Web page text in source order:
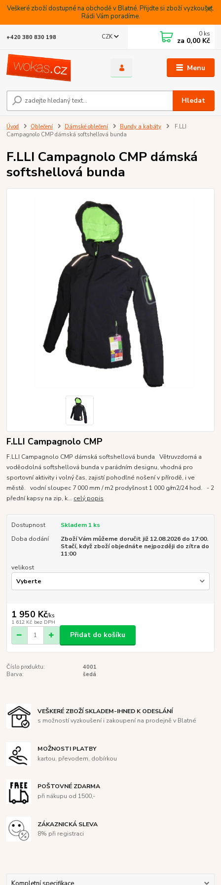
Veškeré zboží dostupné na obchodě v Blatné. Přijdte si zboží vyzkoušet.
Rádi Vám poradíme.
Menu
CZK
Hledat
+420 380 830 198 0 ks
za 0,00 Kč
Úvod Oblečení Dámské oblečení Bundy a kabáty
F.LLI
Campagnolo CMP dámská softshellová bunda
F.LLI Campagnolo CMP dámská
softshellová bunda
F.LLI Campagnolo CMP
F.LLI Campagnolo CMP dámská softshellová bunda Větruvzdorná a
voděodolná softshellová bunda v parádním designu, vhodná pro
sportovní aktivity i volný čas, zajistí pohodlné nošení v přírodě, i ve
městě. vodní sloupec 7 000 mm / m2 prodyšnost 1 000 g/m2/24 hod. - 2
přední kapsy na zip, k... celý popis
Dostupnost
Skladem 1 ks
Doba dodání
Zboží Vám můžeme doručit již 12.08.2026 do 17:00.
Stačí, když zboží objednáte nejpozději do zítra do
11:00
velikost
1 950 Kč/ks
1 612 Kč bez DPH
Přidat do košíku
Číslo produktu:
4001
Barva:
šedá
VEŠKERÉ ZBOŽÍ SKLADEM-IHNED K ODESLÁNÍ
s možností vyzkoušení i zakoupení na prodejně v Blatné
MOŽNOSTI PLATBY
kartou, převodem, dobírkou
POŠTOVNÉ ZDARMA
při nákupu od 1500,-
ZÁKAZNICKÁ SLEVA
8% při registraci